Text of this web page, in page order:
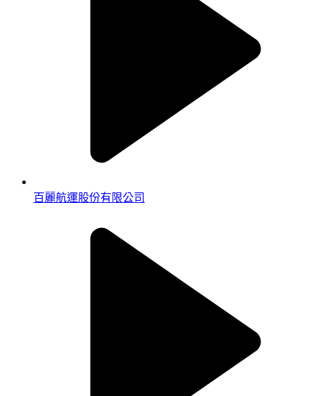
百麗航運股份有限公司